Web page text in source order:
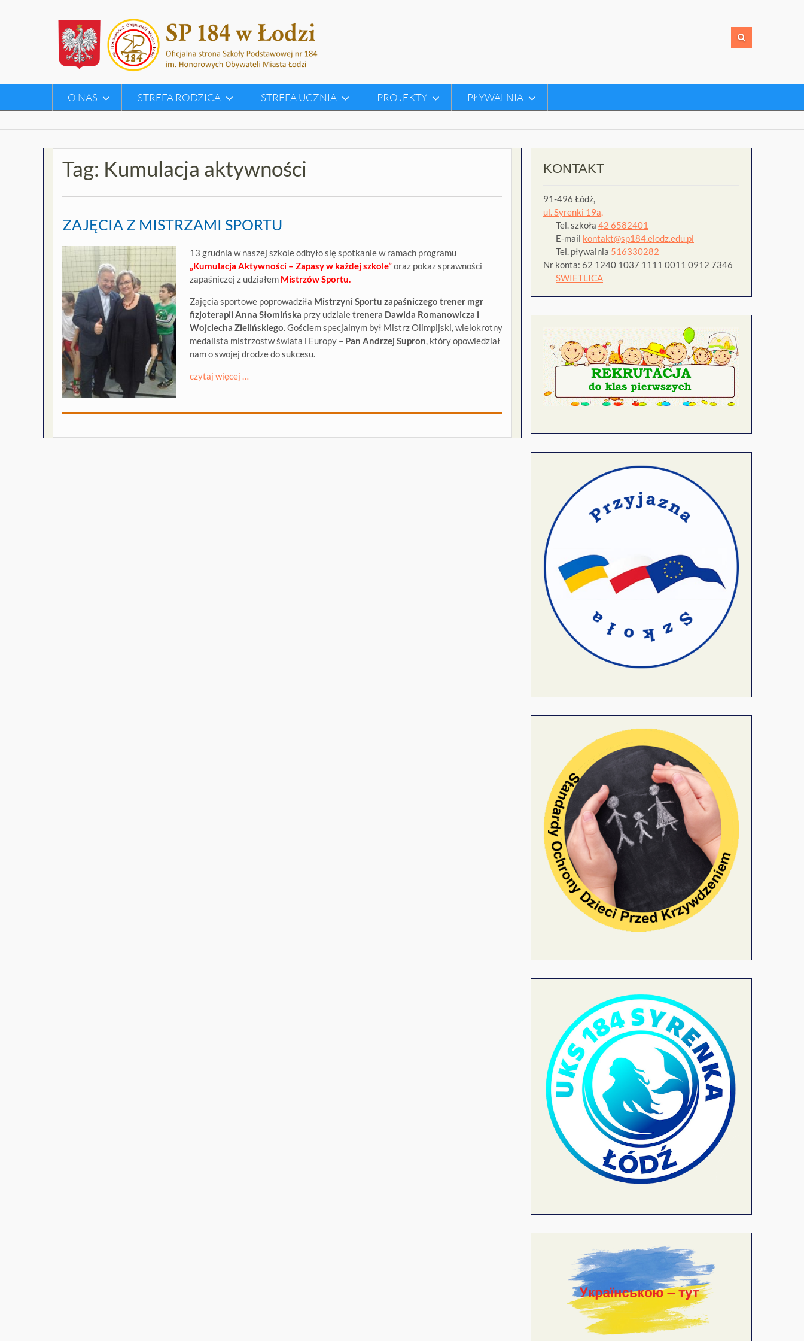
O NAS STREFA RODZICA STREFA UCZNIA PROJEKTY PŁYWALNIA
Tag: Kumulacja aktywności
ZAJĘCIA Z MISTRZAMI SPORTU
13 grudnia w naszej szkole odbyło się spotkanie w ramach programu
„Kumulacja Aktywności – Zapasy w każdej szkole”oraz pokaz sprawności
zapaśniczej z udziałem Mistrzów Sportu.
Zajęcia sportowe poprowadziła Mistrzyni Sportu zapaśniczego trener mgr
fizjoterapii Anna Słomińska przy udzialetrenera Dawida Romanowicza i
Wojciecha Zielińskiego. Gościem specjalnym był Mistrz Olimpijski, wielokrotny
medalista mistrzostw świata i Europy – Pan Andrzej Supron, który opowiedział
nam o swojej drodze do sukcesu.
czytaj więcej …
KONTAKT
91-496 Łódź,
ul. Syrenki 19a,
Tel. szkoła 42 6582401
E-mail kontakt@sp184.elodz.edu.pl
Tel. pływalnia 516330282
Nr konta: 62 1240 1037 1111 0011 0912 7346
SWIETLICA